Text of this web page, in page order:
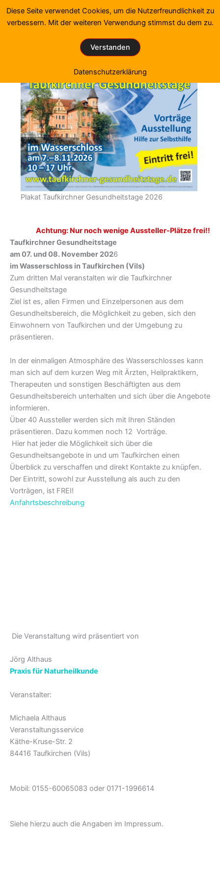
Plakat Taufkirchner Gesundheitstage 2026
Achtung: Nur noch wenige Aussteller-Plätze frei!!
Taufkirchner Gesundheitstage
am 07. und 08. November 2026
im Wasserschloss in Taufkirchen (Vils)
Zum dritten Mal veranstalten wir die Taufkirchner
Gesundheitstage
Ziel ist es, allen Firmen und Einzelpersonen aus dem
Gesundheitsbereich, die Möglichkeit zu geben, sich den
Einwohnern von Taufkirchen und der Umgebung zu
präsentieren.
In der einmaligen Atmosphäre des Wasserschlosses kann
man sich auf dem kurzen Weg mit Ärzten, Heilpraktikern,
Therapeuten und sonstigen Beschäftigten aus dem
Gesundheitsbereich unterhalten und sich über die Angebote
informieren.
Über 40 Aussteller werden sich mit Ihren Ständen
präsentieren. Dazu kommen noch 12 Vorträge.
Hier hat jeder die Möglichkeit sich über die
Gesundheitsangebote in und um Taufkirchen einen
Überblick zu verschaffen und direkt Kontakte zu knüpfen.
Der Eintritt, sowohl zur Ausstellung als auch zu den
Vorträgen, ist FREI!
Anfahrtsbeschreibung
Die Veranstaltung wird präsentiert von
Jörg Althaus
Praxis für Naturheilkunde
Veranstalter:
Michaela Althaus
Veranstaltungsservice
Käthe-Kruse-Str. 2
84416 Taufkirchen (Vils)
Mobil: 0155-60065083 oder 0171-1996614
Siehe hierzu auch die Angaben im Impressum.
Diese Seite verwendet Cookies, um die Nutzerfreundlichkeit zu
verbessern. Mit der weiteren Verwendung stimmst du dem zu.
Verstanden
Datenschutzerklärung